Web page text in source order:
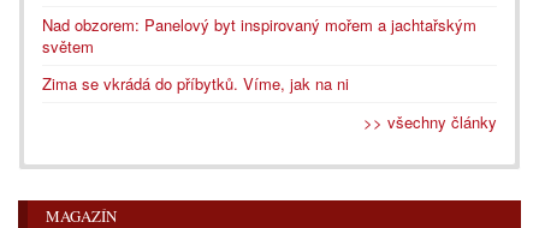
Nad obzorem: Panelový byt inspirovaný mořem a jachtařským
světem
Zima se vkrádá do příbytků. Víme, jak na ni
>> všechny články
MAGAZÍN